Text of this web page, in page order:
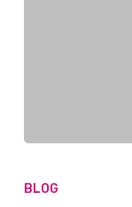
BLOG